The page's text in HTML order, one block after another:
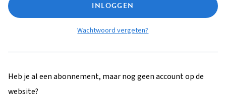
INLOGGEN
Wachtwoord vergeten?
Heb je al een abonnement, maar nog geen account op de
website?